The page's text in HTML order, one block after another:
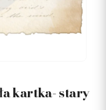
kartka- stary